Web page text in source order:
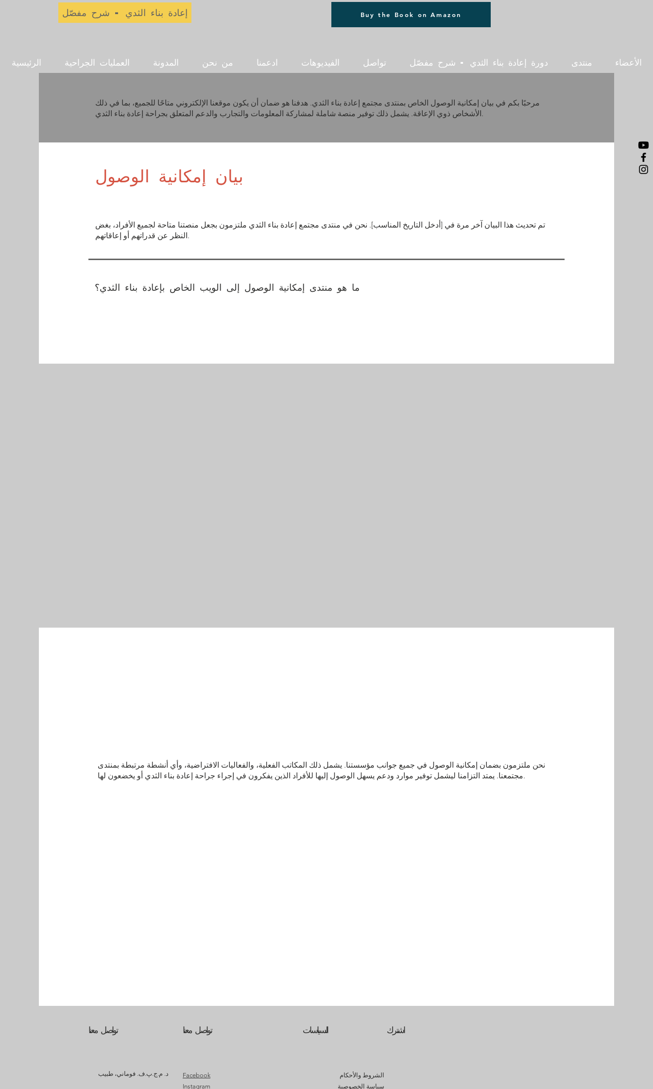
إعادة بناء الثدي - شرح مفصّل تسجيل الدخولBuy the Book on Amazon
الرئيسية العمليات الجراحية المدونة من نحن ادعمنا الفيديوهات تواصل دورة إعادة بناء الثدي - شرح مفصّل منتدى الأعضاء
مرحبًا بكم في بيان إمكانية الوصول الخاص بمنتدى مجتمع إعادة بناء الثدي. هدفنا هو ضمان أن يكون موقعنا الإلكتروني متاحًا للجميع، بما في ذلك
الأشخاص ذوي الإعاقة. يشمل ذلك توفير منصة شاملة لمشاركة المعلومات والتجارب والدعم المتعلق بجراحة إعادة بناء الثدي.
​بيان إمكانية الوصول
تم تحديث هذا البيان آخر مرة في [أدخل التاريخ المناسب]. نحن في منتدى مجتمع إعادة بناء الثدي ملتزمون بجعل منصتنا متاحة لجميع الأفراد، بغض
النظر عن قدراتهم أو إعاقاتهم.
ما هو منتدى إمكانية الوصول إلى الويب الخاص بإعادة بناء الثدي؟
نحن ملتزمون بضمان إمكانية الوصول في جميع جوانب مؤسستنا. يشمل ذلك المكاتب الفعلية، والفعاليات الافتراضية، وأي أنشطة مرتبطة بمنتدى
مجتمعنا. يمتد التزامنا ليشمل توفير موارد ودعم يسهل الوصول إليها للأفراد الذين يفكرون في إجراء جراحة إعادة بناء الثدي أو يخضعون لها.
تواصل معنا تواصل معنا السياسات اشترك
د. م.ج.پ.ف. فوماني، طبيب
Facebook
Instagram
الشروط والأحكام
سياسة الخصوصية